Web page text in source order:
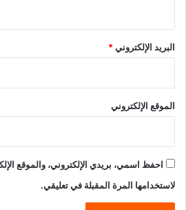
البريد الإلكتروني*
الموقع الإلكتروني
احفظ اسمي، بريدي الإلكتروني، والموقع
لاستخدامها المرة المقبلة في تعليقي.